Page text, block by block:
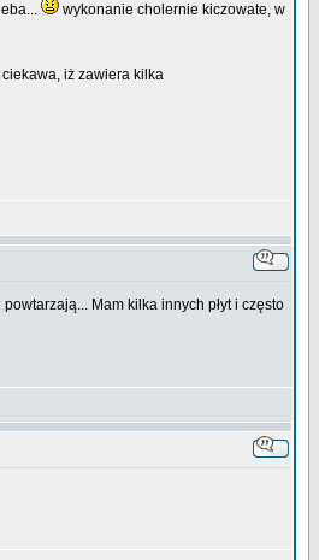
wykonanie cholernie kiczowate, w
iż zawiera kilka
Mam kilka innych płyt i często